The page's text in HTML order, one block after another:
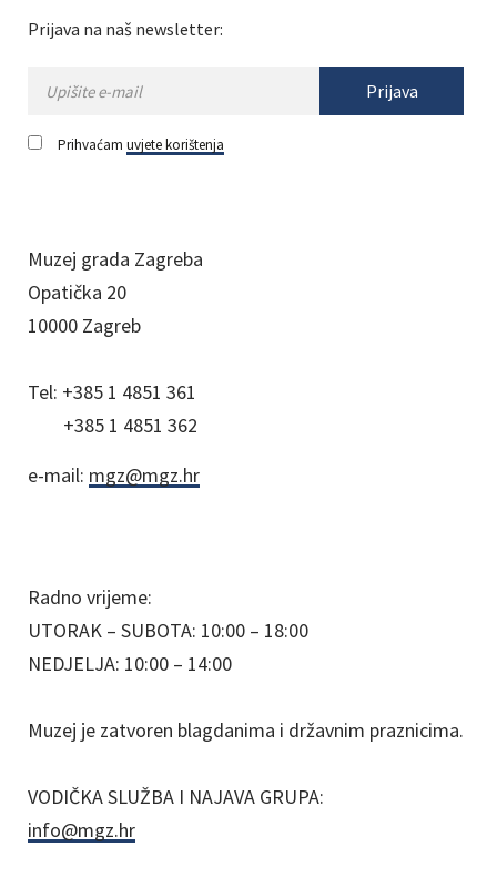
Prijava na naš newsletter:
Prijava
Prihvaćam uvjete korištenja
Muzej grada Zagreba
Opatička 20
10000 Zagreb
Tel: +385 1 4851 361
+385 1 4851 362
e-mail: mgz@mgz.hr
Radno vrijeme:
UTORAK – SUBOTA: 10:00 – 18:00
NEDJELJA: 10:00 – 14:00
Muzej je zatvoren blagdanima i državnim praznicima.
VODIČKA SLUŽBA I NAJAVA GRUPA:
info@mgz.hr